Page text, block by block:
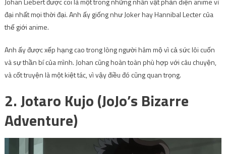
đại nhất mọi thời đại. Anh ấy giống như Joker hay Hannibal Lecter của
thế giới anime.
Anh ấy được xếp hạng cao trong lòng người hâm mộ vì cả sức lôi cuốn
và sự thần bí của mình. Johan cũng hoàn toàn phù hợp với câu chuyện,
và cốt truyện là một kiệt tác, vì vậy điều đó cũng quan trọng.
2. Jotaro Kujo (JoJo’s Bizarre
Adventure)